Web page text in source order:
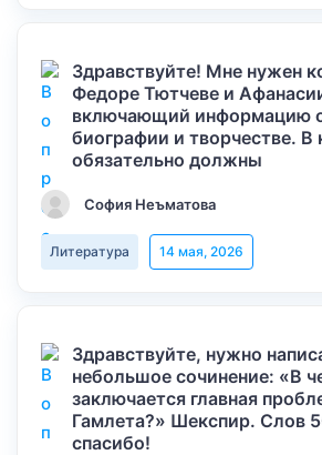
Здравствуйте! Мне нужен
Федоре Тютчеве и
включающий информацию
биографии и творчестве. В
обязательно должны
София Неъматова
Литература 14 мая, 2026
Здравствуйте, нужно
небольшое сочинение: «В
заключается главная
Гамлета?» Шекспир. Слов
спасибо!